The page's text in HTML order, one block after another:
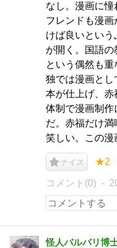
なし。漫画に
フレンドも漫
けば良いとい
が開く。国語
という偶然も
独では漫画と
本が仕上げ、赤
体制で漫画制作
だ。赤福だけ
笑しい。この漫
ナイス ★2
コメント(0)
怪人バルバリ博